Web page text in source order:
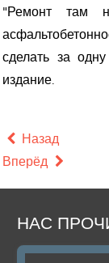
"Ремонт там
сделать за
издание.
Назад
Вперёд
НАС